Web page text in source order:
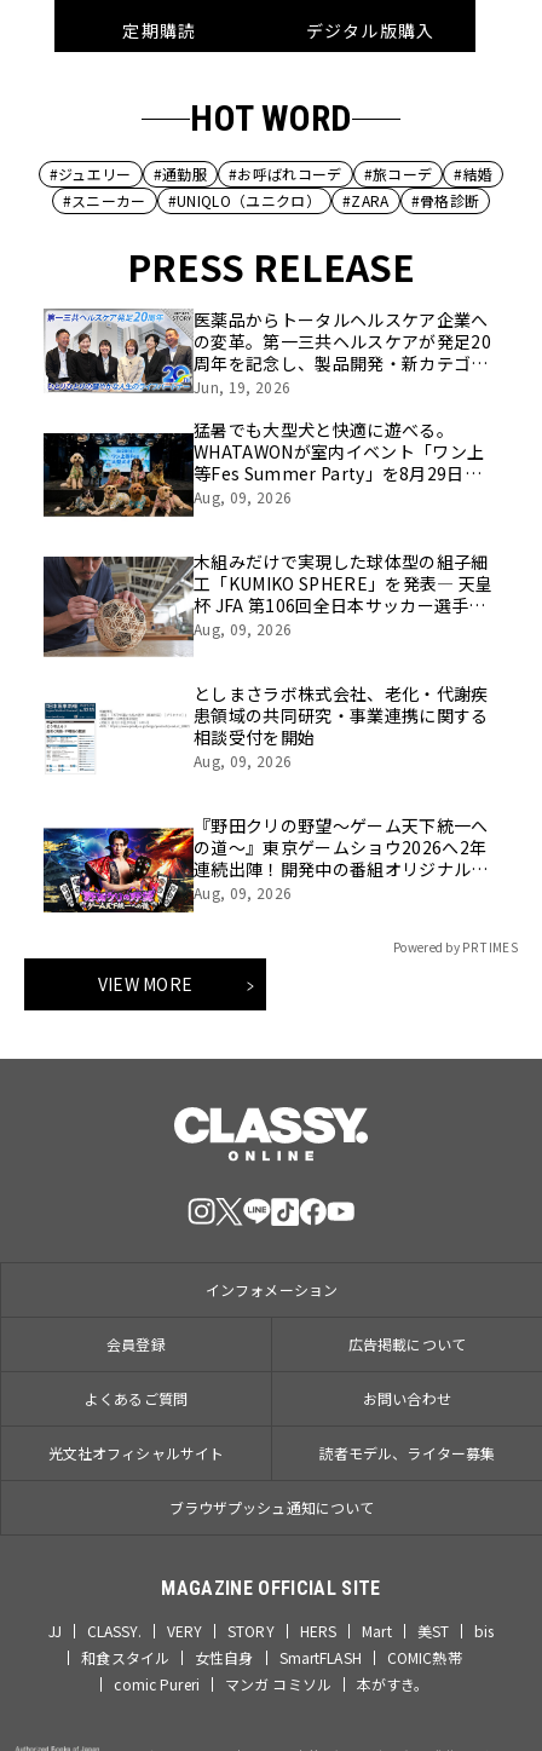
定期購読
デジタル版購入
HOT WORD
#ジュエリー #通勤服 #お呼ばれコーデ #旅コーデ
#結婚
#スニーカー
#UNIQLO（ユニクロ） #ZARA #骨格診断
PRESS RELEASE
医薬品からトータルヘルスケア企業へ
の変革。第一三共ヘルスケアが発足20
周年を記念し、製品開発・新カテゴリ
挑戦の舞台や旧社統合時のエピソード
像を公開！
Jun, 19, 2026
猛暑でも大型犬と快適に遊べる。
WHATAWONが室内イベント「ワン上
等Fes Summer Party」を8月29日開
催
Aug, 09, 2026
木組みだけで実現した球体型の組子細
工「KUMIKO SPHERE」を発表― 天皇
杯 JFA 第106回全日本サッカー選手権
大会の公式ビジュアルにも採用 ―
Aug, 09, 2026
としまさラボ株式会社、老化・代謝疾
患領域の共同研究・事業連携に関する
相談受付を開始
Aug, 09, 2026
『野田クリの野望～ゲーム天下統一へ
の道～』東京ゲームショウ2026へ2年
連続出陣！開発中の番組オリジナルゲ
ームを世界最速体験！失敗したら即
Aug, 09, 2026
Powered by PR TIMES
VIEW MORE
インフォメーション
会員登録 広告掲載について
よくあるご質問 お問い合わせ
光文社オフィシャルサイト 読者モデル、ライター募集
ブラウザプッシュ通知について
MAGAZINE OFFICIAL SITE
JJ CLASSY. VERY STORY HERS Mart 美ST
bis
和食スタイル
女性自身 SmartFLASH
COMIC熱帯
comic Pureri
マンガ コミソル 本がすき。